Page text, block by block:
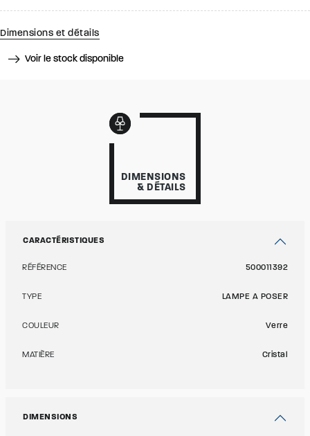
Dimensions et détails
Voir le stock disponible
DIMENSIONS
& DÉTAILS
CARACTÉRISTIQUES
RÉFÉRENCE 500011392
TYPE LAMPE A POSER
COULEUR Verre
MATIÈRE Cristal
DIMENSIONS